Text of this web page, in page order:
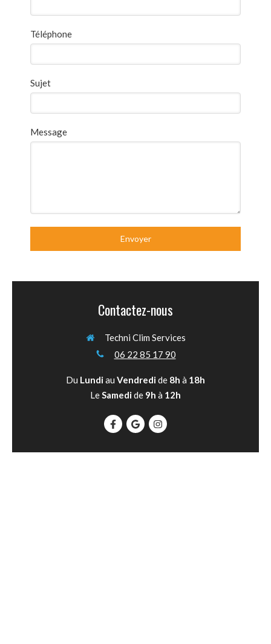
Téléphone
Sujet
Message
Envoyer
Contactez-nous
Techni Clim Services
06 22 85 17 90
Du Lundiau Vendredide 8h à 18h
LeSamedide 9h à 12h